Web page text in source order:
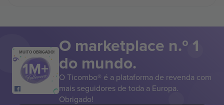
MUITO OBRIGADO! O marketplace n.º 1
do mundo.
O Ticombo® é a plataforma de revenda com
mais seguidores de toda a Europa.
Obrigado!